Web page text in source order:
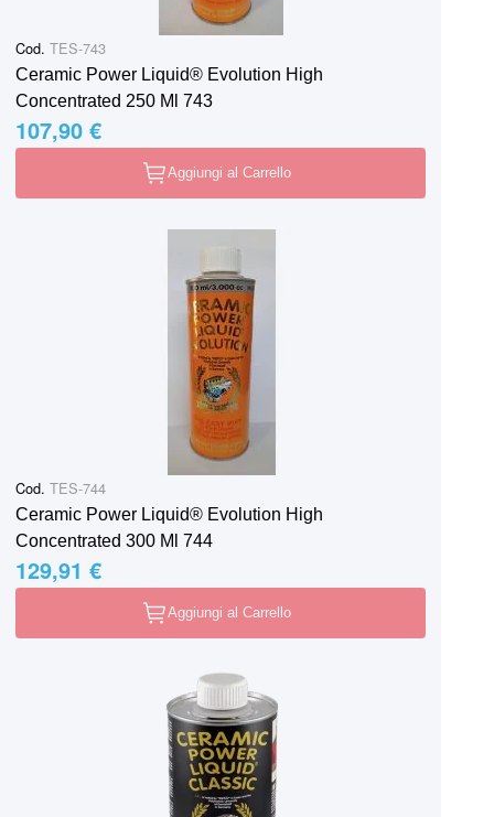
Cod. TES-743
Ceramic Power Liquid® Evolution High
Concentrated 250 Ml 743
107,90 €
Aggiungi al Carrello
Cod. TES-744
Ceramic Power Liquid® Evolution High
Concentrated 300 Ml 744
129,91 €
Aggiungi al Carrello